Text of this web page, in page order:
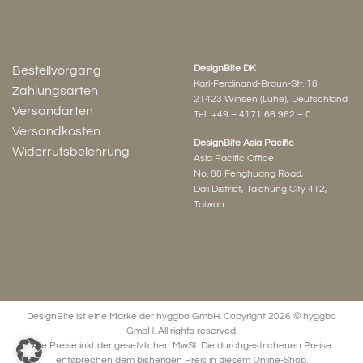
Bestellvorgang
Zahlungsarten
Versandarten
Versandkosten
Widerrufsbelehrung
DesignBite DK
Karl-Ferdinand-Braun-Str. 18
21423 Winsen (Luhe), Deutschland
Tel.: +49 – 4171 66 962 – 0
DesignBite Asia Pacific
Asia Pacific Office
No. 88 Fenghuang Road,
Dali District, Taichung City 412,
Taiwan
DesignBite ist eine Marke der hyggbo GmbH. Copyright 2026 © hyggbo
GmbH. All rights reserved.
Alle Preise inkl. der gesetzlichen MwSt. Die durchgestrichenen Preise
entsprechen dem bisherigen Preis in diesem Online-Shop.